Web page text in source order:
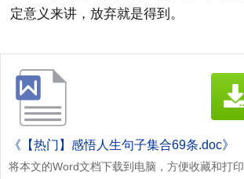
定意义来讲，放弃就是得到。
《【热门】感悟人生句子集合69条.doc》
将本文的Word文档下载到电脑，方便收藏和打印